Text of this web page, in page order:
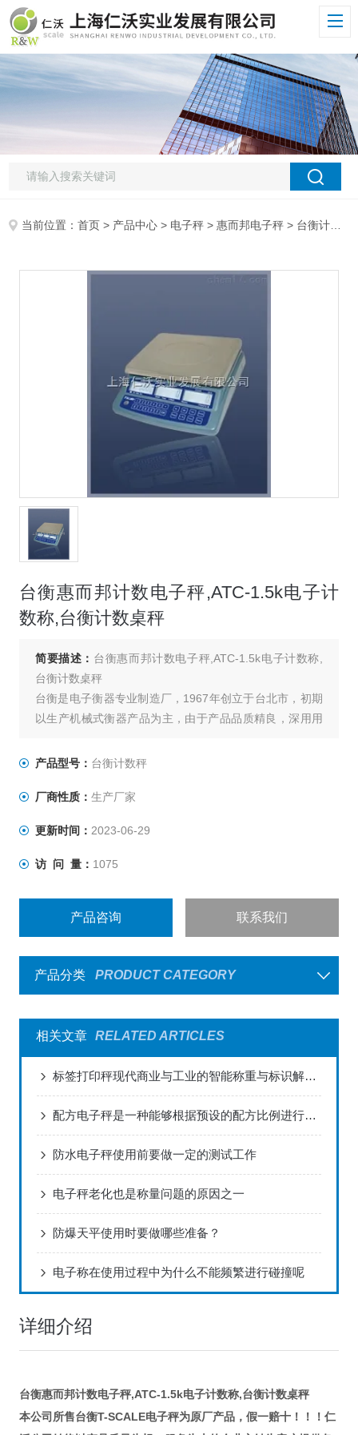
当前位置：首页 > 产品中心 > 电子秤 >惠而邦电子秤 > 台衡计数秤台衡惠而邦计数电子秤,ATC-1.5k电子计数称,台衡计数桌秤
台衡惠而邦计数电子秤,ATC-1.5k电子计
数称,台衡计数桌秤
简要描述： 台衡惠而邦计数电子秤,ATC-1.5k电子计数称,
台衡计数桌秤
台衡是电子衡器专业制造厂，1967年创立于台北市，初期
以生产机械式衡器产品为主，由于产品品质精良，深用用
*"的信念，不断推出一系列高品质产品，提高生产效益，同
创造无限的价值与优势，是您值得信赖的事业伙伴。
产品型号： 台衡计数秤
厂商性质： 生产厂家
更新时间： 2023-06-29
访 问 量： 1075
产品咨询 联系我们
产品分类 PRODUCT CATEGORY
相关文章 RELATED ARTICLES
标签打印秤现代商业与工业的智能称重与标识解决方案
配方电子秤是一种能够根据预设的配方比例进行精确称重的电子秤
防水电子秤使用前要做一定的测试工作
电子秤老化也是称量问题的原因之一
防爆天平使用时要做哪些准备？
电子称在使用过程中为什么不能频繁进行碰撞呢
详细介绍
台衡惠而邦计数电子秤,ATC-1.5k电子计数称,台衡计数桌秤
本公司所售台衡T-SCALE电子秤为原厂产品，假一赔十！！！仁